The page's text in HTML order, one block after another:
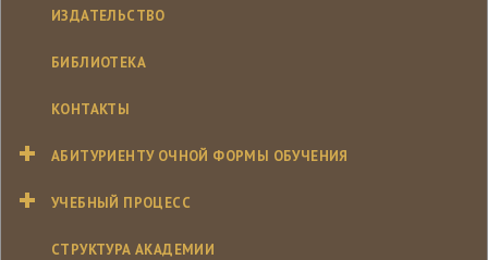
ИЗДАТЕЛЬСТВО
БИБЛИОТЕКА
КОНТАКТЫ
АБИТУРИЕНТУ ОЧНОЙ ФОРМЫ ОБУЧЕНИЯ
УЧЕБНЫЙ ПРОЦЕСС
СТРУКТУРА АКАДЕМИИ